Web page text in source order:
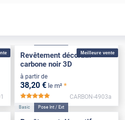
Meilleure vente
Revêtement décoratif
carbone noir 3D
à partir de
38,20 € le m² *
CARBON-4903a
Basic Pose Int / Ext